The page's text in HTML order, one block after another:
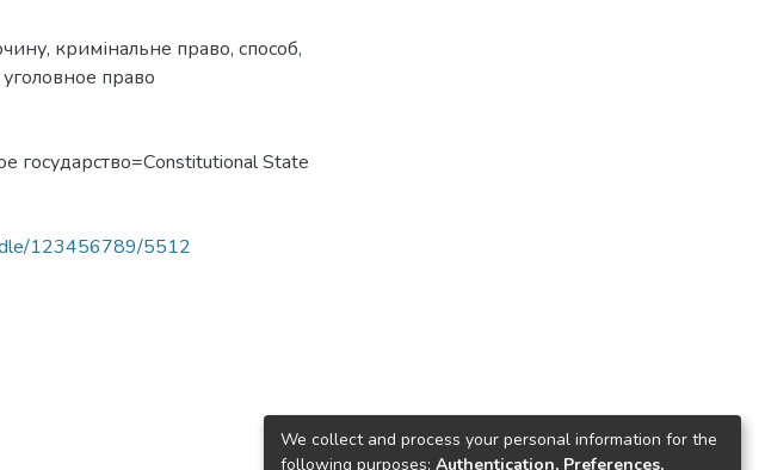
, кримінальне право, способ,
уголовное право
государство=Сonstitutional State
123456789/5512
We collect and process your personal information for the
following purposes: Authentication, Preferences,